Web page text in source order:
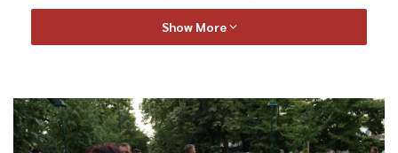
Bujakovina u Foči. Prije agresije na Bosnu i Hercegovinu bio je
aktivno vojno lice. Vojnu akademiju završio je u Beogradu i
mehanizovane brigade, od kojih je poslije nastala i Prva slavna,
a potom Prva viteška motorizovana brigada.
Show More